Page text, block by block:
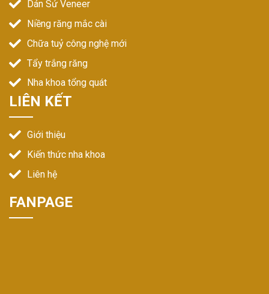
Dán Sứ Veneer
Niềng răng mắc cài
Chữa tuỷ công nghệ mới
Tẩy trắng răng
Nha khoa tổng quát
LIÊN KẾT
Giới thiệu
Kiến thức nha khoa
Liên hệ
FANPAGE